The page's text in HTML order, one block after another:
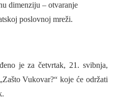
dimenziju – otvaranje
poslovnoj mreži.
je za četvrtak, 21. svibnja,
Vukovar?“ koje će održati